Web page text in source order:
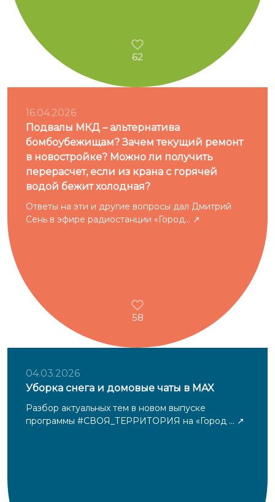
62
16.04.2026
Подвалы МКД – альтернатива
бомбоубежищам? Зачем текущий ремонт
в новостройке? Можно ли получить
перерасчет, если из крана с горячей
водой бежит холодная?
Ответы на эти и другие вопросы дал Дмитрий
Сень в эфире радиостанции «Город...
58
04.03.2026
Уборка снега и домовые чаты в MAX
Разбор актуальных тем в новом выпуске
программы #СВОЯ_ТЕРРИТОРИЯ на «Город ...